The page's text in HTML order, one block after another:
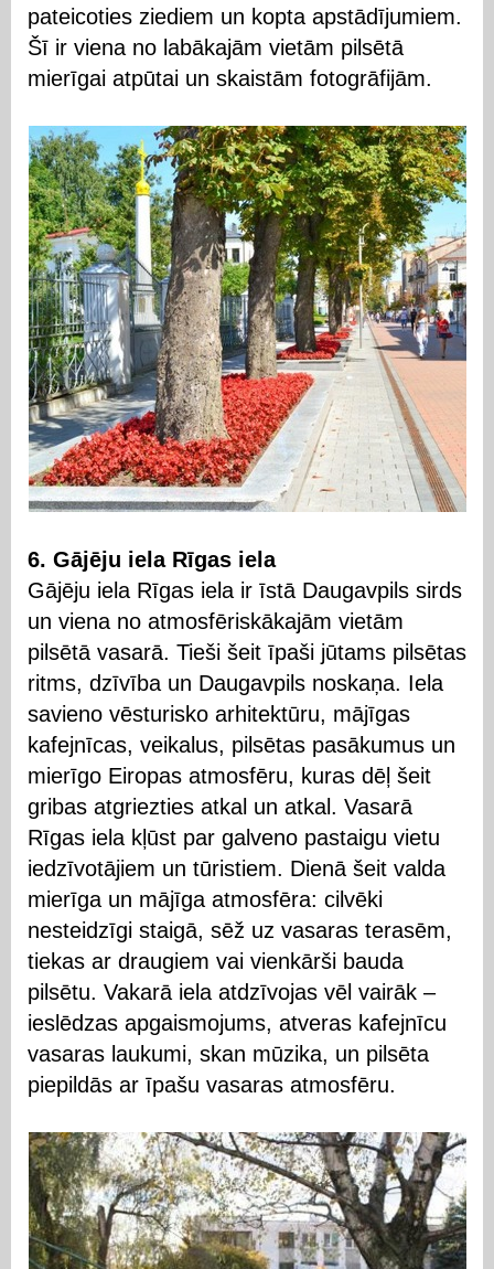
pateicoties ziediem un kopta apstādījumiem.
Šī ir viena no labākajām vietām pilsētā
mierīgai atpūtai un skaistām fotogrāfijām.
6. Gājēju iela Rīgas iela
Gājēju iela Rīgas iela ir īstā Daugavpils sirds
un viena no atmosfēriskākajām vietām
pilsētā vasarā. Tieši šeit īpaši jūtams pilsētas
ritms, dzīvība un Daugavpils noskaņa. Iela
savieno vēsturisko arhitektūru, mājīgas
kafejnīcas, veikalus, pilsētas pasākumus un
mierīgo Eiropas atmosfēru, kuras dēļ šeit
gribas atgriezties atkal un atkal. Vasarā
Rīgas iela kļūst par galveno pastaigu vietu
iedzīvotājiem un tūristiem. Dienā šeit valda
mierīga un mājīga atmosfēra: cilvēki
nesteidzīgi staigā, sēž uz vasaras terasēm,
tiekas ar draugiem vai vienkārši bauda
pilsētu. Vakarā iela atdzīvojas vēl vairāk –
ieslēdzas apgaismojums, atveras kafejnīcu
vasaras laukumi, skan mūzika, un pilsēta
piepildās ar īpašu vasaras atmosfēru.